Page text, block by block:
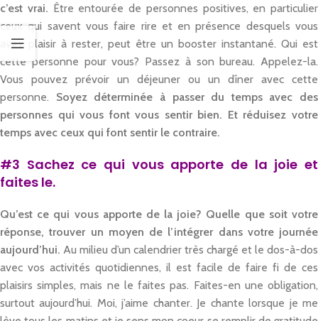
c’est vrai. Être entourée de personnes positives, en particulier
ceux qui savent vous faire rire et en présence desquels vous
avez plaisir à rester, peut être un booster instantané. Qui est
cette personne pour vous? Passez à son bureau. Appelez-la.
Vous pouvez prévoir un déjeuner ou un dîner avec cette
personne.
Soyez déterminée à passer du temps avec des
personnes qui vous font vous sentir bien. Et réduisez votre
temps avec ceux qui font sentir le contraire.
#3 Sachez ce qui vous apporte de la joie et
faites le.
Qu’est ce qui vous apporte de la joie? Quelle que soit votre
réponse, trouver un moyen de l’intégrer dans votre journée
aujourd’hui. Au milieu d’un calendrier très chargé et le dos-à-dos
avec vos activités quotidiennes, il est facile de faire fi de ces
plaisirs simples, mais ne le faites pas. Faites-en une obligation,
surtout aujourd’hui. Moi, j’aime chanter. Je chante lorsque je me